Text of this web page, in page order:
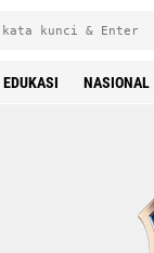
EDUKASI NASIONAL